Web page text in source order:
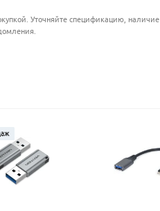
Уточняйте спецификацию,